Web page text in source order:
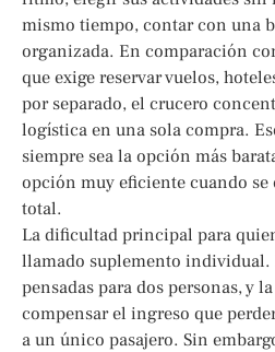
mismo tiempo, contar con una
organizada. En comparación
que exige reservar vuelos,
por separado, el crucero
logística en una sola compra.
siempre sea la opción más
opción muy eficiente cuando
total.
La dificultad principal para
llamado suplemento individual.
pensadas para dos personas, y
compensar el ingreso que
a un único pasajero. Sin